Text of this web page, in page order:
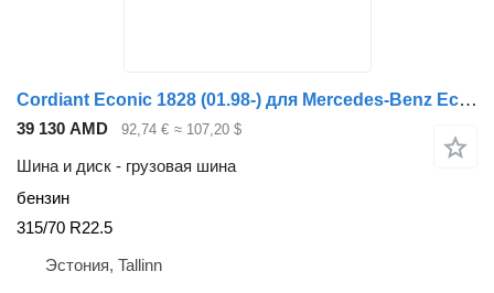
Cordiant Econic 1828 (01.98-) для Mercedes-Benz Econic (1998-2014)
39 130 AMD 92,74 € ≈ 107,20 $
Шина и диск - грузовая шина
бензин
315/70 R22.5
Эстония, Tallinn